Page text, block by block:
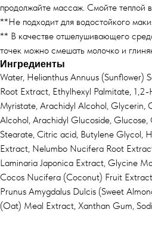
продолжайте массаж. Смойте теплой
**Не подходит для водостойкого
** В качестве отшелушивающего
точек можно смешать молочко и
Ингредиенты
Water, Helianthus Annuus (Sunflower)
Root Extract, Ethylhexyl Palmitate,
Myristate, Arachidyl Alcohol, Glycerin,
Alcohol, Arachidyl Glucoside,
Stearate, Citric acid, Butylene Glycol,
Extract, Nelumbo Nucifera Root
Laminaria Japonica Extract, Glycine
Cocos Nucifera (Coconut) Fruit
Prunus Amygdalus Dulcis (Sweet
(Oat) Meal Extract, Xanthan Gum,